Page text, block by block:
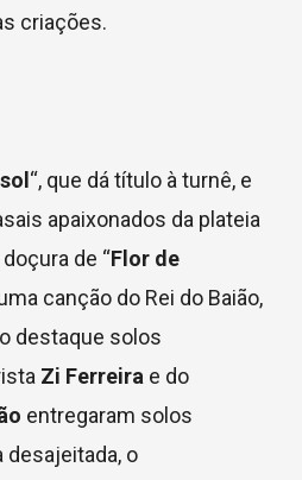
criações.
“, que dá título à turnê, e
apaixonados da plateia
de “Flor de
canção do Rei do Baião,
destaque solos
Zi Ferreira e do
entregaram solos
desajeitada, o